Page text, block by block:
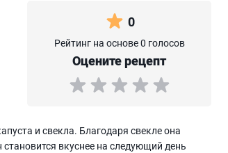
0
Рейтинг на основе 0 голосов
Оцените рецепт
и свекла. Благодаря свекле она
вкуснее на следующий день